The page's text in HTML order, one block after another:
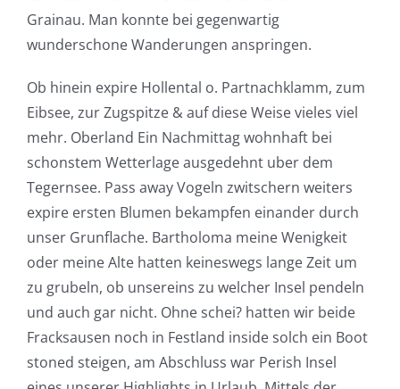
Grainau. Man konnte bei gegenwartig
wunderschone Wanderungen anspringen.
Ob hinein expire Hollental o. Partnachklamm, zum
Eibsee, zur Zugspitze & auf diese Weise vieles viel
mehr. Oberland Ein Nachmittag wohnhaft bei
schonstem Wetterlage ausgedehnt uber dem
Tegernsee. Pass away Vogeln zwitschern weiters
expire ersten Blumen bekampfen einander durch
unser Grunflache. Bartholoma meine Wenigkeit
oder meine Alte hatten keineswegs lange Zeit um
zu grubeln, ob unsereins zu welcher Insel pendeln
und auch gar nicht. Ohne schei? hatten wir beide
Fracksausen noch in Festland inside solch ein Boot
stoned steigen, am Abschluss war Perish Insel